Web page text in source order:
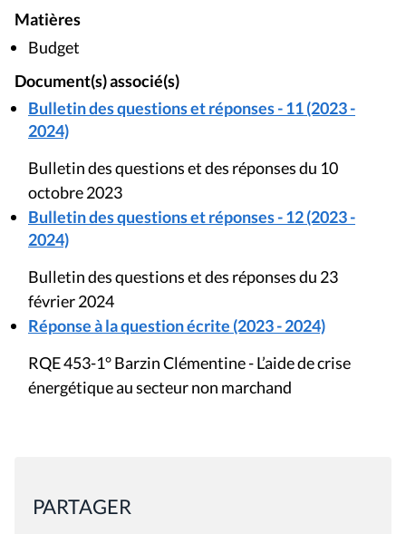
Matières
Budget
Document(s) associé(s)
Bulletin des questions et réponses - 11 (2023 -
2024)
Bulletin des questions et des réponses du 10
octobre 2023
Bulletin des questions et réponses - 12 (2023 -
2024)
Bulletin des questions et des réponses du 23
février 2024
Réponse à la question écrite (2023 - 2024)
RQE 453-1° Barzin Clémentine - L’aide de crise
énergétique au secteur non marchand
PARTAGER